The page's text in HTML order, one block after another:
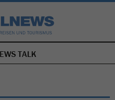
NAVIGATION
ÜBERSPRINGEN
TALK